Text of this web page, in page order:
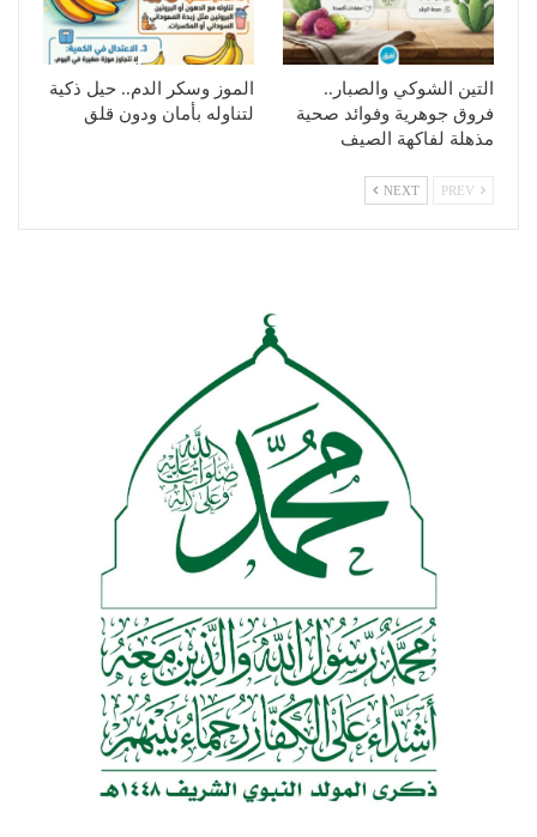
التين الشوكي والصبار..
فروق جوهرية وفوائد صحية
مذهلة لفاكهة الصيف
الموز وسكر الدم.. حيل ذكية
لتناوله بأمان ودون قلق
NEXT